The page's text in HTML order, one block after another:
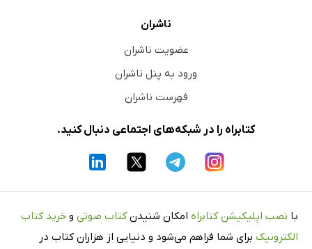
ناشران
عضویت ناشران
ورود به پنل ناشران
فهرست ناشران
کتابراه را در شبکه‌های اجتماعی دنبال کنید.
با نصب اپلیکیشن کتابراه امکان شنیدن کتاب صوتی و خرید کتاب
الکترونیک برای شما فراهم می‌شود و دنیایی از هزاران کتاب در